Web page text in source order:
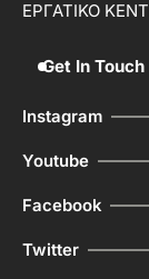
ΕΡΓΑΤΙΚΟ
Get In Touch
Instagram
Youtube
Facebook
Twitter